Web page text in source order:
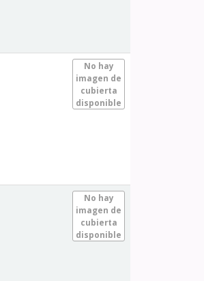
No hay
imagen de
cubierta
disponible
No hay
imagen de
cubierta
disponible